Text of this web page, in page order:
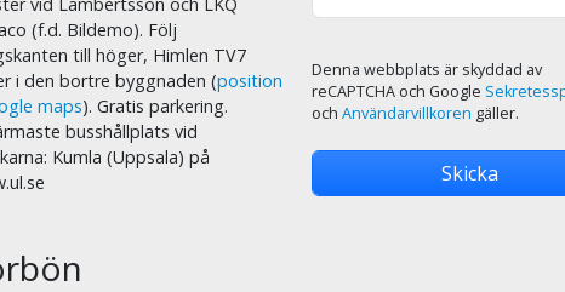
(f.d. Bildemo). Följ
till höger, Himlen TV7
i den bortre byggnaden (position
maps). Gratis parkering.
busshållplats vid
Kumla (Uppsala) på
Denna webbplats är skyddad av
reCAPTCHA och Google
och Användarvillkoren gäller.